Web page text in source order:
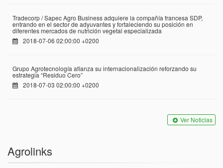
Tradecorp / Sapec Agro Business adquiere la compañía francesa SDP,
entrando en el sector de adyuvantes y fortaleciendo su posición en
diferentes mercados de nutrición vegetal especializada
2018-07-06 02:00:00 +0200
Grupo Agrotecnología afianza su internacionalización reforzando su
estrategia “Residuo Cero”
2018-07-03 02:00:00 +0200
Ver Noticias
Agrolinks